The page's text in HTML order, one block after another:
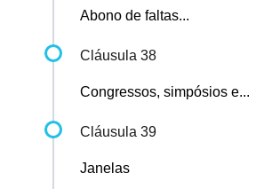
Abono de faltas...
Cláusula 38
Congressos, simpósios e...
Cláusula 39
Janelas